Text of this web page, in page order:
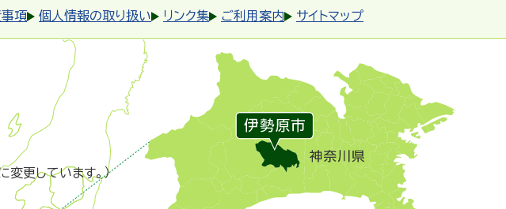
事項 個人情報の取り扱い リンク集 ご利用案内 サイトマップ
更しています。）